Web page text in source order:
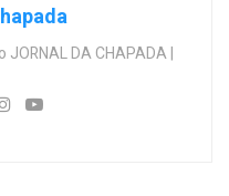
DA CHAPADA |